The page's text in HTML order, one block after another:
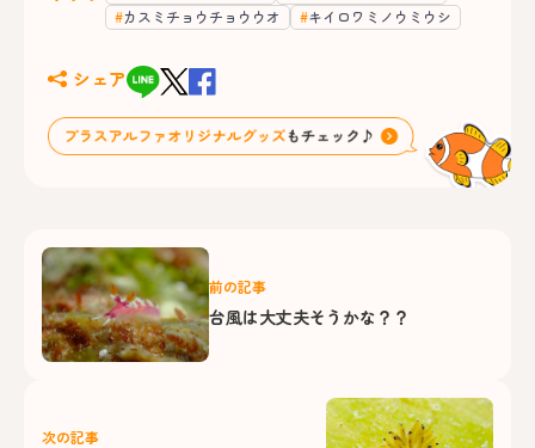
カスミチョウチョウウオ
キイロワミノウミウシ
シェア
前の記事
台風は大丈夫そうかな？？
次の記事